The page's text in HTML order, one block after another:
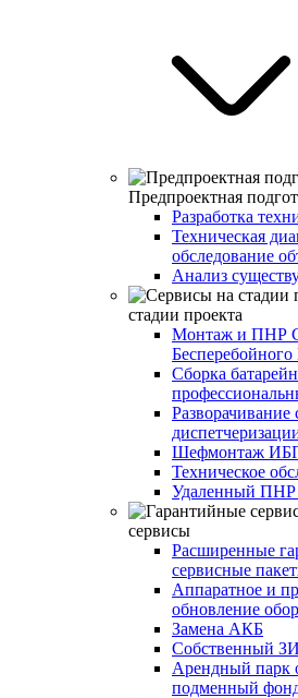
Предпроектная
Разработка
Техническая
обследование
Анализ
стадии проекта
Монтаж и ПНР
Сборка
Разворачивание
Шефмонтаж
Техническое
Удаленный
сервисы
Расширенные
сервисные
Аппаратное и
обновление
Замена АКБ
Собственный
Арендный парк
подменный